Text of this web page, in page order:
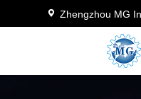
Zhengzhou MG